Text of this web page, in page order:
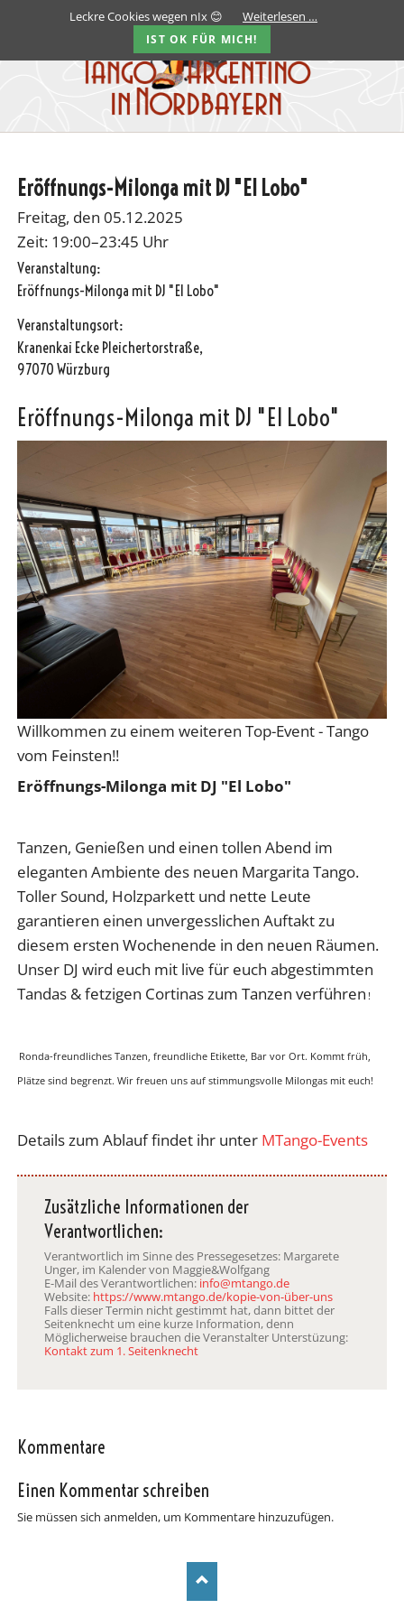
Eröffnungs-Milonga mit DJ "El Lobo"
Freitag, den 05.12.2025
Zeit: 19:00–23:45 Uhr
Veranstaltung:
Eröffnungs-Milonga mit DJ "El Lobo"
Veranstaltungsort:
Kranenkai Ecke Pleichertorstraße,
97070 Würzburg
Eröffnungs-Milonga mit DJ "El Lobo"
Willkommen zu einem weiteren Top-Event - Tango
vom Feinsten!!
Eröffnungs-Milonga mit DJ "El Lobo"
Tanzen, Genießen und einen tollen Abend im
eleganten Ambiente des neuen Margarita Tango.
Toller Sound, Holzparkett und nette Leute
garantieren einen unvergesslichen Auftakt zu
diesem ersten Wochenende in den neuen Räumen.
Unser DJ wird euch mit live für euch abgestimmten
Tandas & fetzigen Cortinas zum Tanzen verführen !
Ronda-freundliches Tanzen, freundliche Etikette, Bar vor Ort. Kommt früh,
Plätze sind begrenzt. Wir freuen uns auf stimmungsvolle Milongas mit euch!
Details zum Ablauf findet ihr unter MTango-Events
Zusätzliche Informationen der
Verantwortlichen:
Verantwortlich im Sinne des Pressegesetzes: Margarete
Unger, im Kalender von Maggie&Wolfgang
E-Mail des Verantwortlichen: info@mtango.de
Website: https://www.mtango.de/kopie-von-über-uns
Falls dieser Termin nicht gestimmt hat, dann bittet der
Seitenknecht um eine kurze Information, denn
Möglicherweise brauchen die Veranstalter Unterstüzung:
Kontakt zum 1. Seitenknecht
Kommentare
Einen Kommentar schreiben
Sie müssen sich anmelden, um Kommentare hinzuzufügen.
Leckre Cookies wegen nIx 😊 Weiterlesen …
IST OK FÜR MICH!